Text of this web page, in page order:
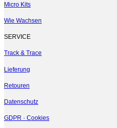
auf
der
Produktseite
gewählt
Micro Kits
Wie Wachsen
SERVICE
Track & Trace
Lieferung
Retouren
Datenschutz
GDPR · Cookies